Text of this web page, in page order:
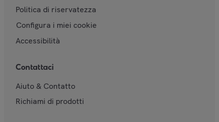
Politica di riservatezza
Configura i miei cookie
Accessibilità
Contattaci
Aiuto & Contatto
Richiami di prodotti